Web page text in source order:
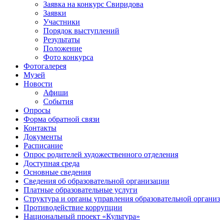
Заявка на конкурс Свиридова
Заявки
Участники
Порядок выступлений
Результаты
Положение
Фото конкурса
Фотогалерея
Музей
Новости
Афиши
События
Опросы
Форма обратной связи
Контакты
Документы
Расписание
Опрос родителей художественного отделения
Доступная среда
Основные сведения
Сведения об образовательной организации
Платные образовательные услуги
Структура и органы управления образовательной
Противодействие коррупции
Национальный проект «Культура»